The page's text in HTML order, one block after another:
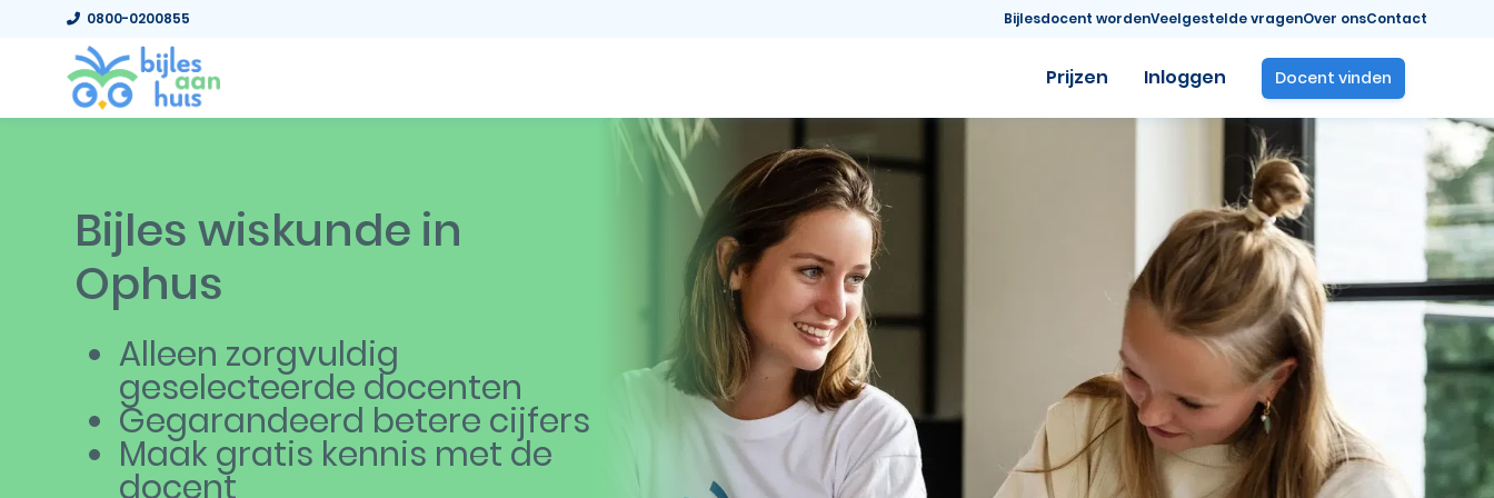
0800-0200855 Bijlesdocent wordenVeelgestelde vragenOver onsContact
Prijzen Inloggen Docent vinden
Bijles wiskunde in
Ophus
Alleen zorgvuldig
geselecteerde docenten
Gegarandeerd betere cijfers
Maak gratis kennis met de
docent